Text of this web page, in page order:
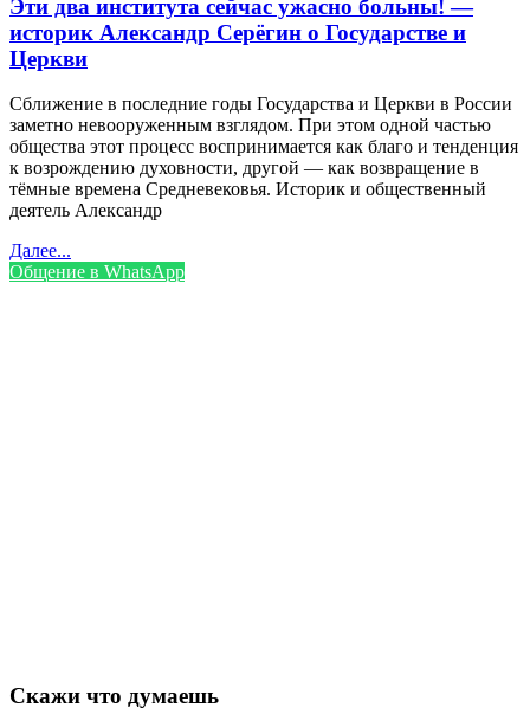
Эти два института сейчас ужасно больны! —
историк Александр Серёгин о Государстве и
Церкви
Сближение в последние годы Государства и Церкви в России
заметно невооруженным взглядом. При этом одной частью
общества этот процесс воспринимается как благо и тенденция
к возрождению духовности, другой — как возвращение в
тёмные времена Средневековья. Историк и общественный
деятель Александр
Далее...
Общение в WhatsApp
Скажи что думаешь